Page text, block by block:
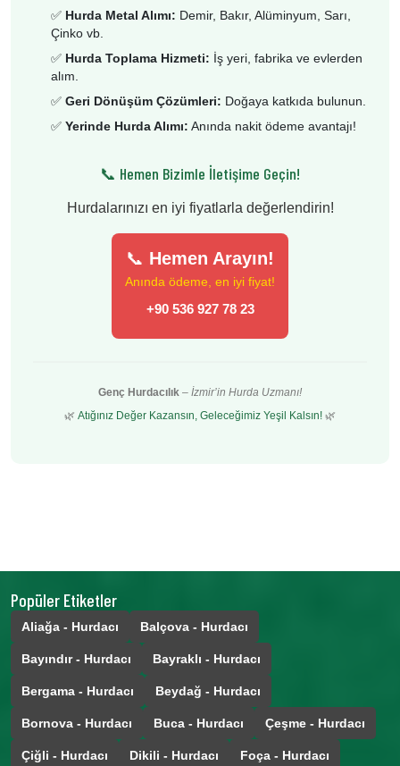
✅ Hurda Metal Alımı: Demir, Bakır, Alüminyum, Sarı,
Çinko vb.
✅ Hurda Toplama Hizmeti: İş yeri, fabrika ve evlerden
alım.
✅ Geri Dönüşüm Çözümleri: Doğaya katkıda bulunun.
✅ Yerinde Hurda Alımı: Anında nakit ödeme avantajı!
📞 Hemen Bizimle İletişime Geçin!
Hurdalarınızı en iyi fiyatlarla değerlendirin!
📞 Hemen Arayın!
Anında ödeme, en iyi fiyat!
+90 536 927 78 23
Genç Hurdacılık – İzmir’in Hurda Uzmanı!
🌿 Atığınız Değer Kazansın, Geleceğimiz Yeşil Kalsın! 🌿
Popüler Etiketler
Aliağa - Hurdacı Balçova - Hurdacı
Bayındır - Hurdacı Bayraklı - Hurdacı
Bergama - Hurdacı Beydağ - Hurdacı
Bornova - Hurdacı Buca - Hurdacı Çeşme - Hurdacı
Çiğli - Hurdacı Dikili - Hurdacı Foça - Hurdacı